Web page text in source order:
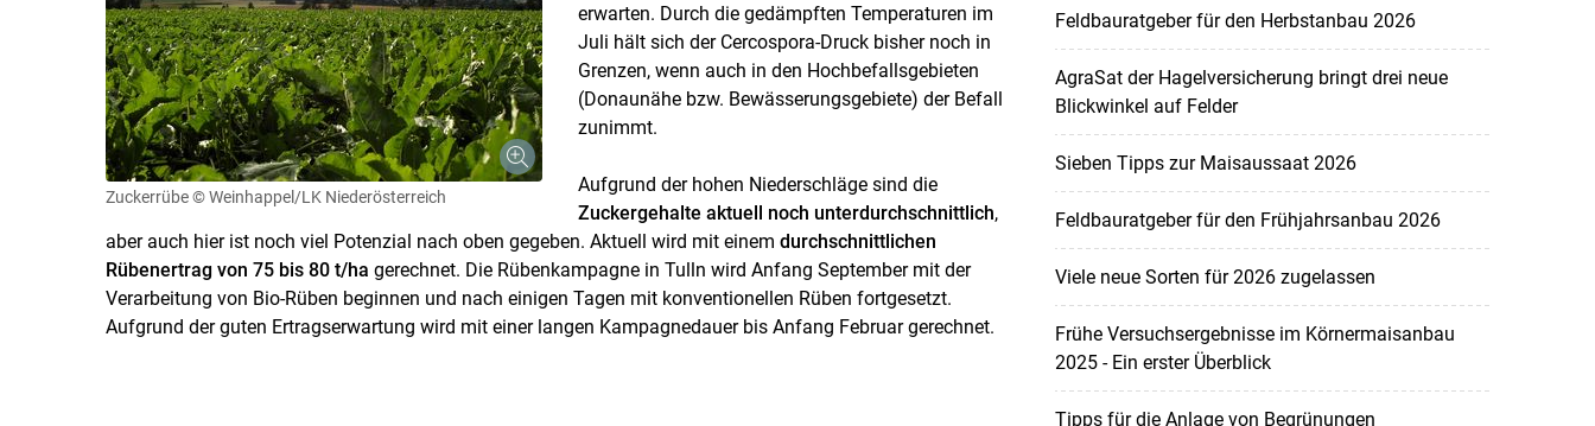
Skip to main content
Zuckerrübe © Weinhappel/LK Niederösterreich
erwarten. Durch die gedämpften Temperaturen im
Juli hält sich der Cercospora-Druck bisher noch in
Grenzen, wenn auch in den Hochbefallsgebieten
(Donaunähe bzw. Bewässerungsgebiete) der Befall
zunimmt.
Aufgrund der hohen Niederschläge sind die
Zuckergehalte aktuell noch unterdurchschnittlich,
aber auch hier ist noch viel Potenzial nach oben gegeben. Aktuell wird mit einem durchschnittlichen
Rübenertrag von 75 bis 80 t/ha gerechnet. Die Rübenkampagne in Tulln wird Anfang September mit der
Verarbeitung von Bio-Rüben beginnen und nach einigen Tagen mit konventionellen Rüben fortgesetzt.
Aufgrund der guten Ertragserwartung wird mit einer langen Kampagnedauer bis Anfang Februar gerechnet.
Feldbauratgeber für den Herbstanbau 2026
AgraSat der Hagelversicherung bringt drei neue
Blickwinkel auf Felder
Sieben Tipps zur Maisaussaat 2026
Feldbauratgeber für den Frühjahrsanbau 2026
Viele neue Sorten für 2026 zugelassen
Frühe Versuchsergebnisse im Körnermaisanbau
2025 - Ein erster Überblick
Tipps für die Anlage von Begrünungen